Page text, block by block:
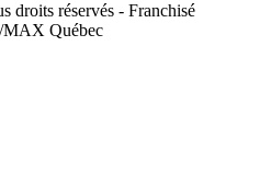
droits réservés - Franchisé
MAX Québec